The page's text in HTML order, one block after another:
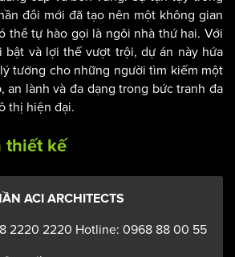
đổi mới đã tạo nên một không gian
thể tự hào gọi là ngôi nhà thứ hai. Với
bật và lợi thế vượt trội, dự án này hứa
tưởng cho những người tìm kiếm một
an lành và đa dạng trong bức tranh đa
thị hiện đại.
thiết kế
ACI ARCHITECTS
2220 2220 Hotline: 0968 88 00 55